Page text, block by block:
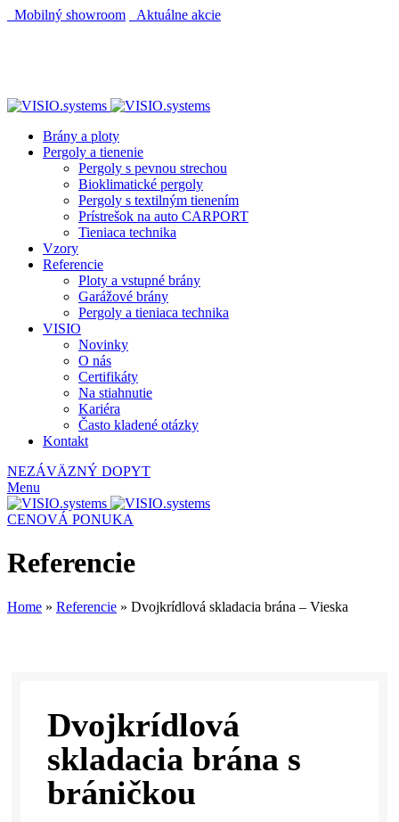
Mobilný showroom
Aktuálne akcie
Brány a ploty
Pergoly a tienenie
Pergoly s pevnou strechou
Bioklimatické pergoly
Pergoly s textilným tienením
Prístrešok na auto CARPORT
Tieniaca technika
Vzory
Referencie
Ploty a vstupné brány
Garážové brány
Pergoly a tieniaca technika
VISIO
Novinky
O nás
Certifikáty
Na stiahnutie
Kariéra
Často kladené otázky
Kontakt
NEZÁVÄZNÝ DOPYT
Menu
CENOVÁ PONUKA
Referencie
Home » Referencie » Dvojkrídlová skladacia brána – Vieska
Dvojkrídlová
skladacia brána s
bráničkou